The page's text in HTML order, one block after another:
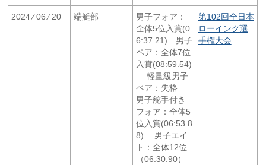
2024 ⁄ 06 ⁄ 20 端艇部
男子フォア：
全体5位入賞(0
6:37.21) 男子
ペア：全体7位
入賞(08:59.54)
軽量級男子
ペア：失格
男子舵手付き
フォア：全体5
位入賞(06:53.8
8) 男子エイ
ト：全体12位
（06:30.90）
第102回全日本
ローイング選
手権大会